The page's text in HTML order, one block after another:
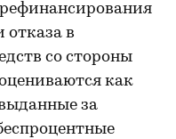
отказа в
со стороны
как
за